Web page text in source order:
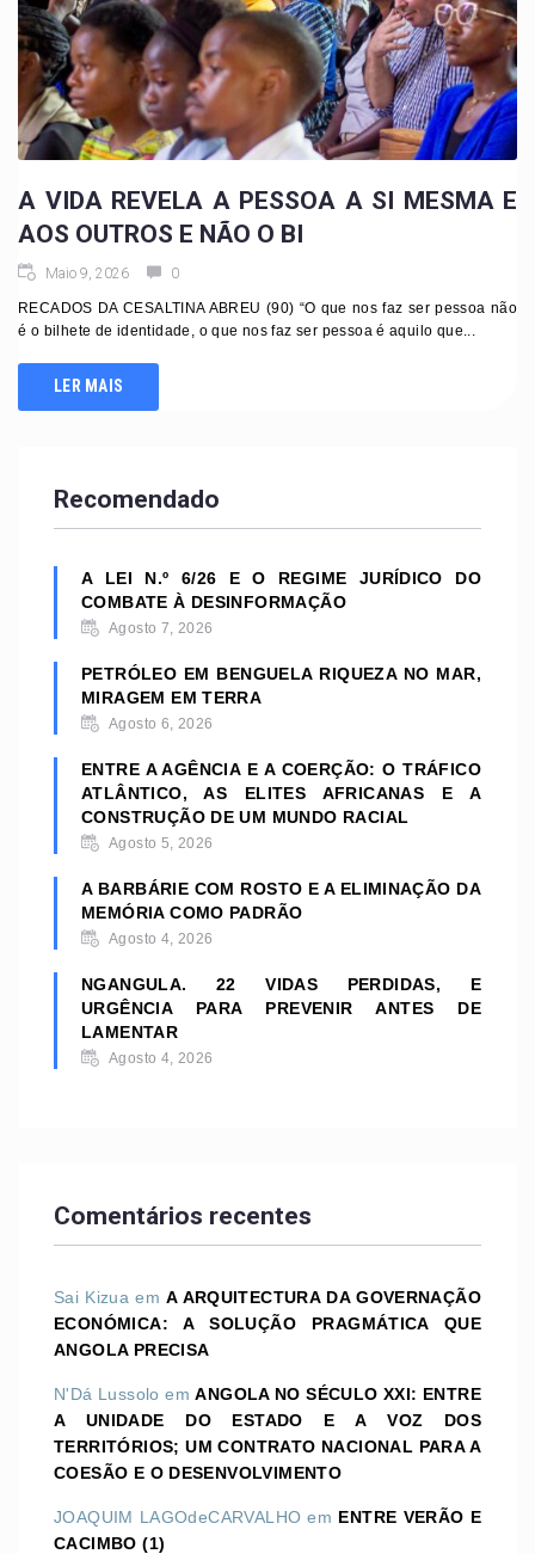
A VIDA REVELA A PESSOA A SI MESMA E
AOS OUTROS E NÃO O BI
Maio 9, 2026 0
RECADOS DA CESALTINA ABREU (90) “O que nos faz ser pessoa não
é o bilhete de identidade, o que nos faz ser pessoa é aquilo que...
LER MAIS
Recomendado
A LEI N.º 6/26 E O REGIME JURÍDICO DO
COMBATE À DESINFORMAÇÃO
Agosto 7, 2026
PETRÓLEO EM BENGUELA RIQUEZA NO MAR,
MIRAGEM EM TERRA
Agosto 6, 2026
ENTRE A AGÊNCIA E A COERÇÃO: O TRÁFICO
ATLÂNTICO, AS ELITES AFRICANAS E A
CONSTRUÇÃO DE UM MUNDO RACIAL
Agosto 5, 2026
A BARBÁRIE COM ROSTO E A ELIMINAÇÃO DA
MEMÓRIA COMO PADRÃO
Agosto 4, 2026
NGANGULA. 22 VIDAS PERDIDAS, E
URGÊNCIA PARA PREVENIR ANTES DE
LAMENTAR
Agosto 4, 2026
Comentários recentes
Sai Kizua emA ARQUITECTURA DA GOVERNAÇÃO
ECONÓMICA: A SOLUÇÃO PRAGMÁTICA QUE
ANGOLA PRECISA
N'Dá Lussolo emANGOLA NO SÉCULO XXI: ENTRE
A UNIDADE DO ESTADO E A VOZ DOS
TERRITÓRIOS; UM CONTRATO NACIONAL PARA A
COESÃO E O DESENVOLVIMENTO
JOAQUIM LAGOdeCARVALHO em ENTRE VERÃO E
CACIMBO (1)